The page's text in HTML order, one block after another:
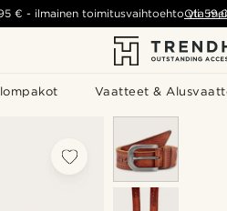
Vaatteet &
€ - ilmainen toimitusvaihtoehto yli
Ota